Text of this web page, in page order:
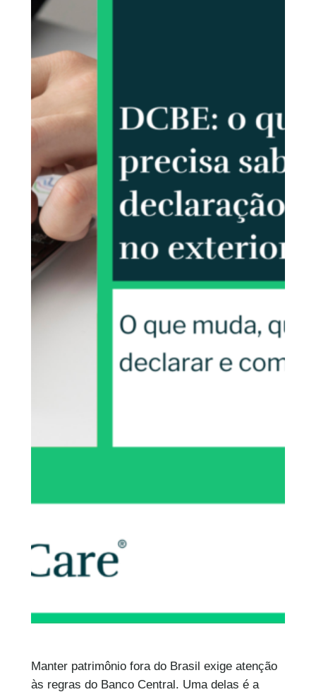
Manter patrimônio fora do Brasil exige atenção
às regras do Banco Central. Uma delas é a